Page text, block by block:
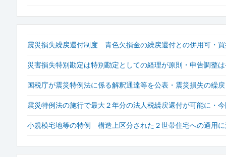
震災損失繰戻還付制度 青色欠損金の繰戻還付との併用可・
災害損失特別勘定は特別勘定としての経理が原則・申告調整
国税庁が震災特例法に係る解釈通達等を公表・震災損失の繰
震災特例法の施行で最大２年分の法人税繰戻還付が可能に・
小規模宅地等の特例 構造上区分された２世帯住宅への適用